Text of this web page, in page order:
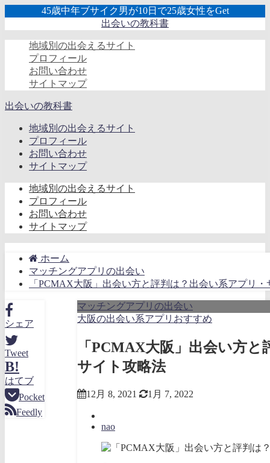
45歳中年ブサイク男が10日で25歳女性をGet
出会いの教科書
地域別の出会えるサイト
プロフィール
お問い合わせ
サイトマップ
出会いの教科書
地域別の出会えるサイト
プロフィール
お問い合わせ
サイトマップ
地域別の出会えるサイト
プロフィール
お問い合わせ
サイトマップ
ホーム
マッチングアプリの出会い
「PCMAX大阪」出会い方と評判は？出会い系アプリ
シェア
Tweet
B!
はてブ
Pocket
Feedly
マッチングアプリの出会い
大阪の出会い系アプリおすすめ
「PCMAX大阪」出会い方
サイト攻略法
12月 8, 2021 1月 7, 2022
nao